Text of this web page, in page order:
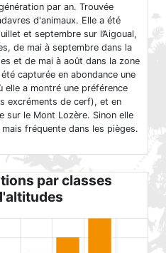
par an. Trouvée
d'animaux. Elle a été
et septembre sur l’Aigoual,
de mai à septembre dans la
et de mai à août dans la zone
capturée en abondance une
elle a montré une préférence
excréments de cerf), et en
sur le Mont Lozère. Sinon elle
fréquente dans les pièges.
par classes